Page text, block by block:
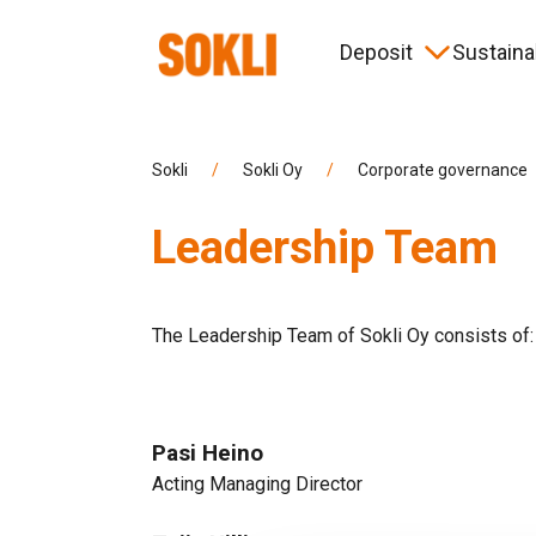
Deposit
Sokli / Sokli Oy / Corporate governance
Leadership Team
The Leadership Team of Sokli Oy consists of:
Pasi Heino
Acting Managing Director